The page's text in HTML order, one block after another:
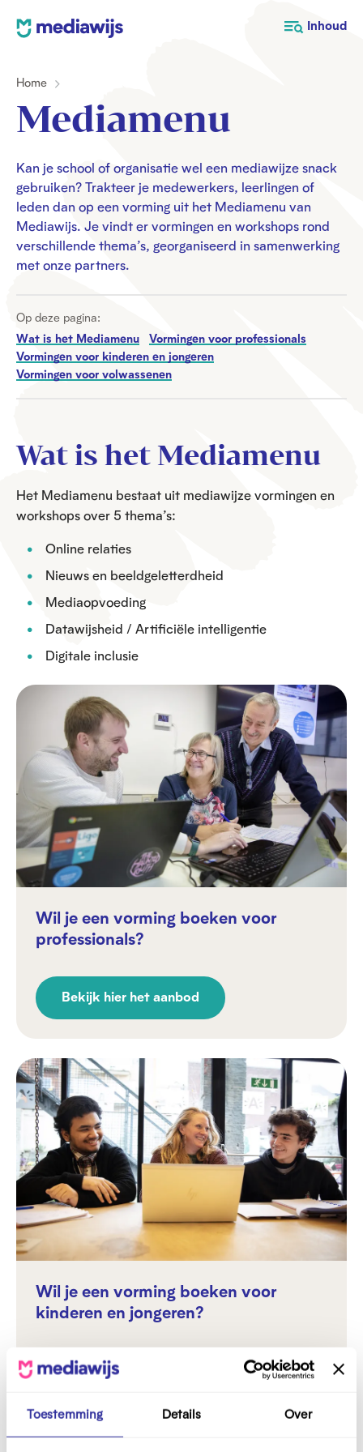
Toestemming Details Over
M
w
j
s
Inhoud
Home
Mediamenu
Kan je school of organisatie wel een mediawijze snack
gebruiken? Trakteer je medewerkers, leerlingen of
leden dan op een vorming uit het Mediamenu van
Mediawijs. Je vindt er vormingen en workshops rond
verschillende thema’s, georganiseerd in samenwerking
met onze partners.
Op deze pagina:
Wat is het Mediamenu
Vormingen voor professionals
Vormingen voor kinderen en jongeren
Vormingen voor volwassenen
Wat is het Mediamenu
Het Mediamenu bestaat uit mediawijze vormingen en
workshops over 5 thema’s:
Online relaties
Nieuws en beeldgeletterdheid
Mediaopvoeding
Datawijsheid / Artificiële intelligentie
Digitale inclusie
Wil je een vorming boeken voor
professionals?
Bekijk hier het aanbod
Wil je een vorming boeken voor
kinderen en jongeren?
Bekijk hier het aanbod